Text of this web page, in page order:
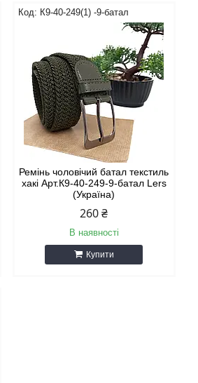
К9-40-249(1) -9-батал
Ремінь чоловічий батал текстиль
хакі Арт.К9-40-249-9-батал Lers
(Україна)
260 ₴
В наявності
Купити